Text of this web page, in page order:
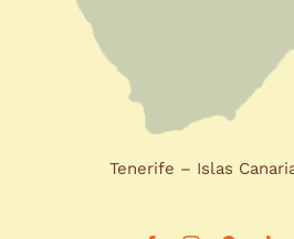
Tenerife – Islas